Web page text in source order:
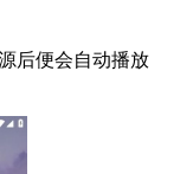
后便会自动播放